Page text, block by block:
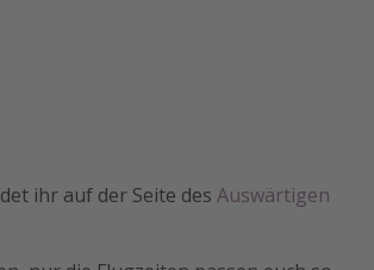
ihr auf der Seite des Auswärtigen